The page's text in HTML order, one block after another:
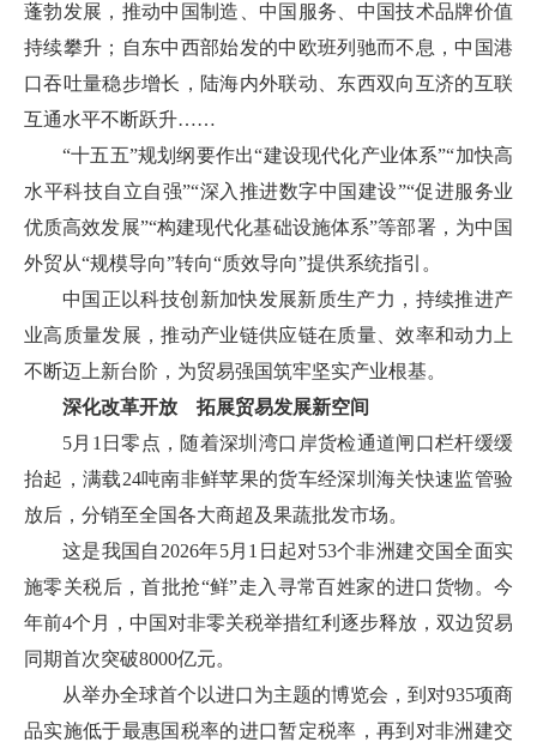
蓬勃发展，推动中国制造、中国服务、中国技术品牌价值
持续攀升；自东中西部始发的中欧班列驰而不息，中国港
口吞吐量稳步增长，陆海内外联动、东西双向互济的互联
互通水平不断跃升……
“十五五”规划纲要作出“建设现代化产业体系”“加快高
水平科技自立自强”“深入推进数字中国建设”“促进服务业
优质高效发展”“构建现代化基础设施体系”等部署，为中国
外贸从“规模导向”转向“质效导向”提供系统指引。
中国正以科技创新加快发展新质生产力，持续推进产
业高质量发展，推动产业链供应链在质量、效率和动力上
不断迈上新台阶，为贸易强国筑牢坚实产业根基。
深化改革开放 拓展贸易发展新空间
5月1日零点，随着深圳湾口岸货检通道闸口栏杆缓缓
抬起，满载24吨南非鲜苹果的货车经深圳海关快速监管验
放后，分销至全国各大商超及果蔬批发市场。
这是我国自2026年5月1日起对53个非洲建交国全面实
施零关税后，首批抢“鲜”走入寻常百姓家的进口货物。今
年前4个月，中国对非零关税举措红利逐步释放，双边贸易
同期首次突破8000亿元。
从举办全球首个以进口为主题的博览会，到对935项商
品实施低于最惠国税率的进口暂定税率，再到对非洲建交